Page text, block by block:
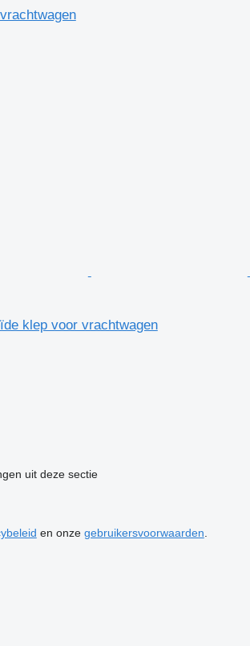
klep voor vrachtwagen
uit deze sectie
en onze gebruikersvoorwaarden